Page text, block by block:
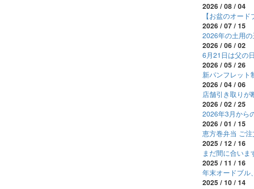
2026 / 08 / 04
【お盆のオー
2026 / 07 / 15
2026年の土用
2026 / 06 / 02
6月21日は父の
2026 / 05 / 26
新パンフレット
2026 / 04 / 06
店舗引き取りが
2026 / 02 / 25
2026年3月から
2026 / 01 / 15
恵方巻弁当 ご注
2025 / 12 / 16
まだ間に合いま
2025 / 11 / 16
年末オードブル
2025 / 10 / 14